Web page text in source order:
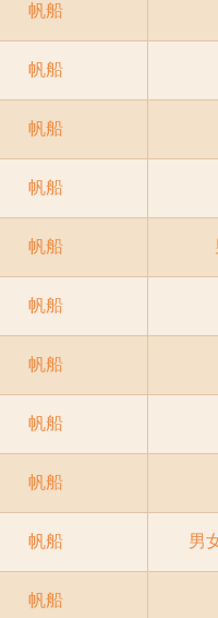
帆船
帆船
帆船
帆船
帆船
帆船
帆船
帆船
帆船
帆船 男
帆船